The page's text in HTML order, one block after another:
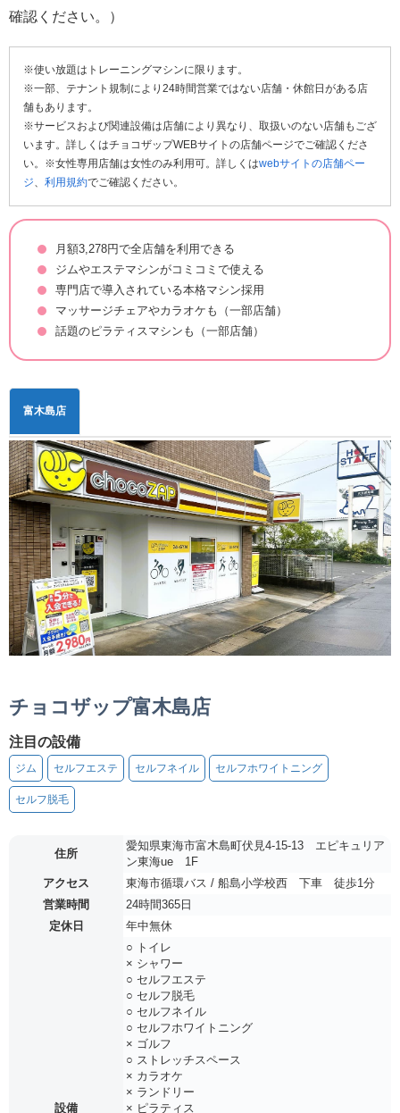
確認ください。）
※使い放題はトレーニングマシンに限ります。
※一部、テナント規制により24時間営業ではない店舗・休館日がある店
舗もあります。
※サービスおよび関連設備は店舗により異なり、取扱いのない店舗もござ
います。詳しくはチョコザップWEBサイトの店舗ページでご確認くださ
い。※女性専用店舗は女性のみ利用可。詳しくはwebサイトの店舗ペー
ジ、 利用規約でご確認ください。
月額3,278円で全店舗を利用できる
ジムやエステマシンがコミコミで使える
専門店で導入されている本格マシン採用
マッサージチェアやカラオケも（一部店舗）
話題のピラティスマシンも（一部店舗）
富木島店
チョコザップ富木島店
注目の設備
ジム セルフエステ セルフネイル セルフホワイトニング
セルフ脱毛
住所
愛知県東海市富木島町伏見4-15-13 エピキュリア
ン東海ue 1F
アクセス
東海市循環バス / 船島小学校西 下車 徒歩1分
営業時間
24時間365日
定休日
年中無休
設備
○ トイレ
× シャワー
○ セルフエステ
○ セルフ脱毛
○ セルフネイル
○ セルフホワイトニング
× ゴルフ
○ ストレッチスペース
× カラオケ
× ランドリー
× ピラティス